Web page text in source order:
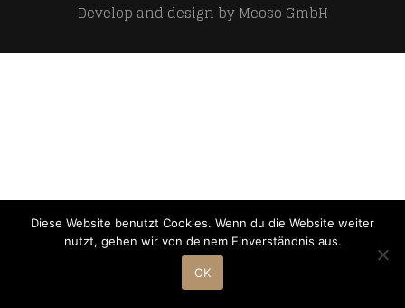
Develop and design byMeoso GmbH
Diese Website benutzt Cookies. Wenn du die Website weiter
nutzt, gehen wir von deinem Einverständnis aus.
OK